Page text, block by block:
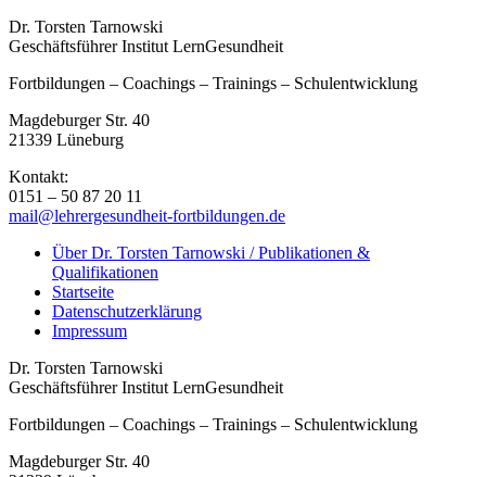
Dr. Torsten Tarnowski
Geschäftsführer Institut LernGesundheit
Fortbildungen – Coachings – Trainings – Schulentwicklung
Magdeburger Str. 40
21339 Lüneburg
Kontakt:
0151 – 50 87 20 11
mail@lehrergesundheit-fortbildungen.de
Über Dr. Torsten Tarnowski / Publikationen &
Qualifikationen
Startseite
Datenschutzerklärung
Impressum
Dr. Torsten Tarnowski
Geschäftsführer Institut LernGesundheit
Fortbildungen – Coachings – Trainings – Schulentwicklung
Magdeburger Str. 40